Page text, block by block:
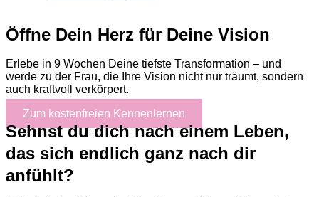
Öffne Dein Herz für Deine Vision
Erlebe in 9 Wochen Deine tiefste Transformation – und
werde zu der Frau, die Ihre Vision nicht nur träumt, sondern
auch kraftvoll verkörpert.
Zum kostenfreien Kennenlernen
Sehnst du dich nach einem Leben,
das sich endlich ganz nach dir
anfühlt?